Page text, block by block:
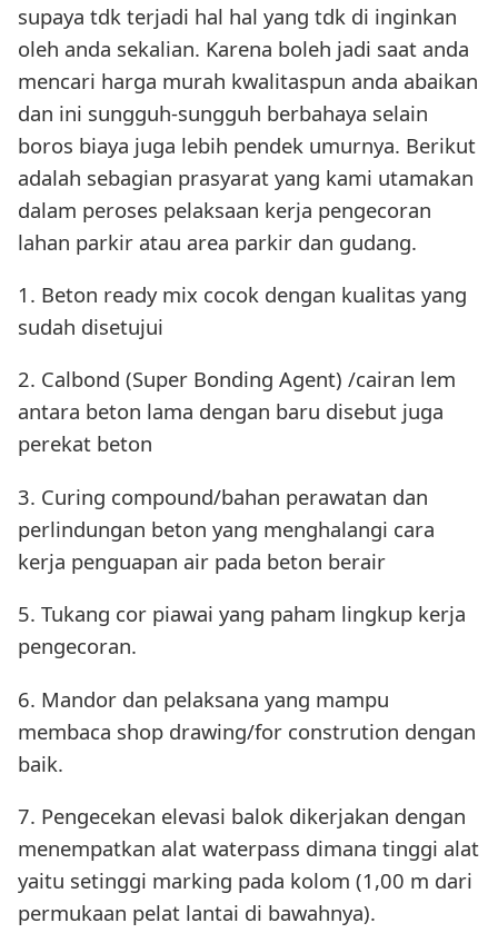
supaya tdk terjadi hal hal yang tdk di inginkan
oleh anda sekalian. Karena boleh jadi saat anda
mencari harga murah kwalitaspun anda abaikan
dan ini sungguh-sungguh berbahaya selain
boros biaya juga lebih pendek umurnya. Berikut
adalah sebagian prasyarat yang kami utamakan
dalam peroses pelaksaan kerja pengecoran
lahan parkir atau area parkir dan gudang.
1. Beton ready mix cocok dengan kualitas yang
sudah disetujui
2. Calbond (Super Bonding Agent) /cairan lem
antara beton lama dengan baru disebut juga
perekat beton
3. Curing compound/bahan perawatan dan
perlindungan beton yang menghalangi cara
kerja penguapan air pada beton berair
5. Tukang cor piawai yang paham lingkup kerja
pengecoran.
6. Mandor dan pelaksana yang mampu
membaca shop drawing/for constrution dengan
baik.
7. Pengecekan elevasi balok dikerjakan dengan
menempatkan alat waterpass dimana tinggi alat
yaitu setinggi marking pada kolom (1,00 m dari
permukaan pelat lantai di bawahnya).